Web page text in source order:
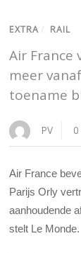
EXTRA / RAIL
Air France
meer
toename
PV
Air France
Parijs Orly
aanhoudende
stelt Le Monde.